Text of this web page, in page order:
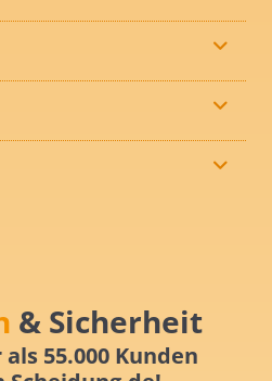
& Sicherheit
55.000 Kunden